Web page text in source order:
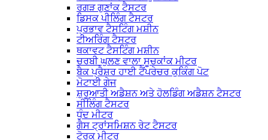
ਰਗੜ ਗੁਣਾਂਕ ਟੈਸਟਰ
ਡਿਸਕ ਪੀਲਿੰਗ ਟੈਸਟਰ
ਪ੍ਰਭਾਵ ਟੈਸਟਿੰਗ ਮਸ਼ੀਨ
ਟੀਅਰਿੰਗ ਟੈਸਟਰ
ਥਕਾਵਟ ਟੈਸਟਿੰਗ ਮਸ਼ੀਨ
ਚਰਬੀ ਘੁਲਣ ਵਾਲਾ ਸੂਚਕਾਂਕ ਮੀਟਰ
ਬੈਕ ਪ੍ਰੈਸ਼ਰ ਹਾਈ ਟੈਂਪਰੇਚਰ ਕੁਕਿੰਗ ਪੋਟ
ਮੋਟਾਈ ਗੇਜ
ਸ਼ੁਰੂਆਤੀ ਅਡੈਸ਼ਨ ਅਤੇ ਹੋਲਡਿੰਗ ਅਡੈਸ਼ਨ ਟੈਸਟਰ
ਸੀਲਿੰਗ ਟੈਸਟਰ
ਧੁੰਦ ਮੀਟਰ
ਗੈਸ ਟ੍ਰਾਂਸਮਿਸ਼ਨ ਰੇਟ ਟੈਸਟਰ
ਟੋਰਕ ਮੀਟਰ